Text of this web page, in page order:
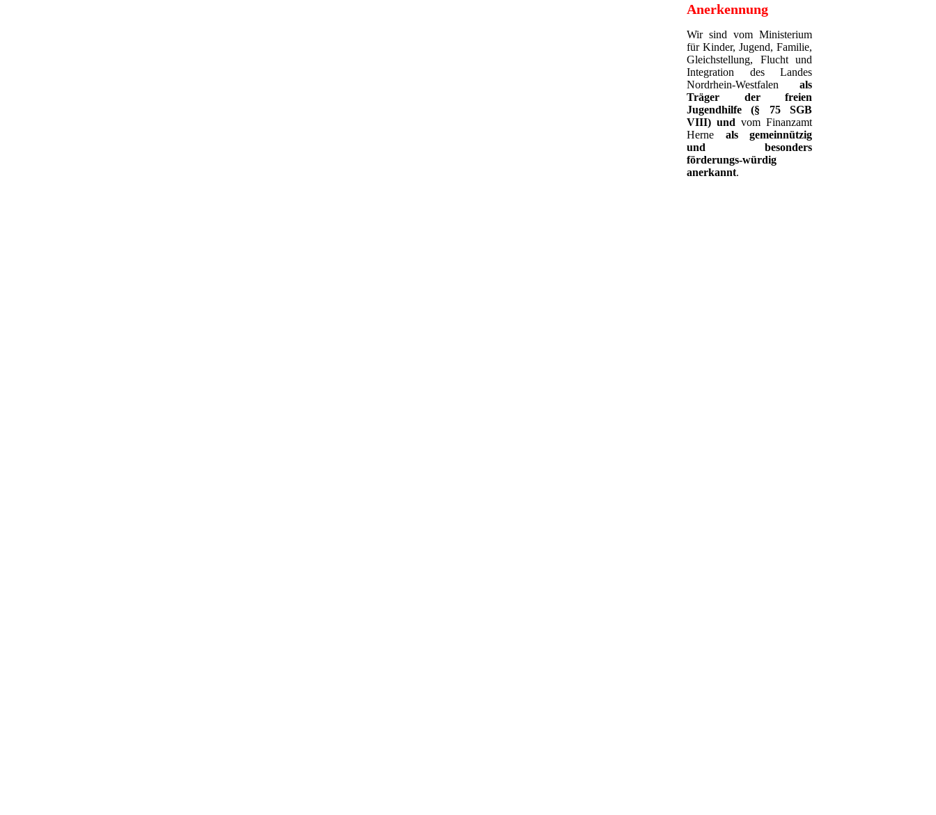
Anerkennung
Wir sind vom Ministerium
für Kinder, Jugend, Familie,
Gleichstellung, Flucht und
Integration des Landes
Nordrhein-Westfalen als
Träger der freien
Jugendhilfe (§ 75 SGB
VIII) und vom Finanzamt
Herne als gemeinnützig
und besonders
förderungs-würdig
anerkannt.